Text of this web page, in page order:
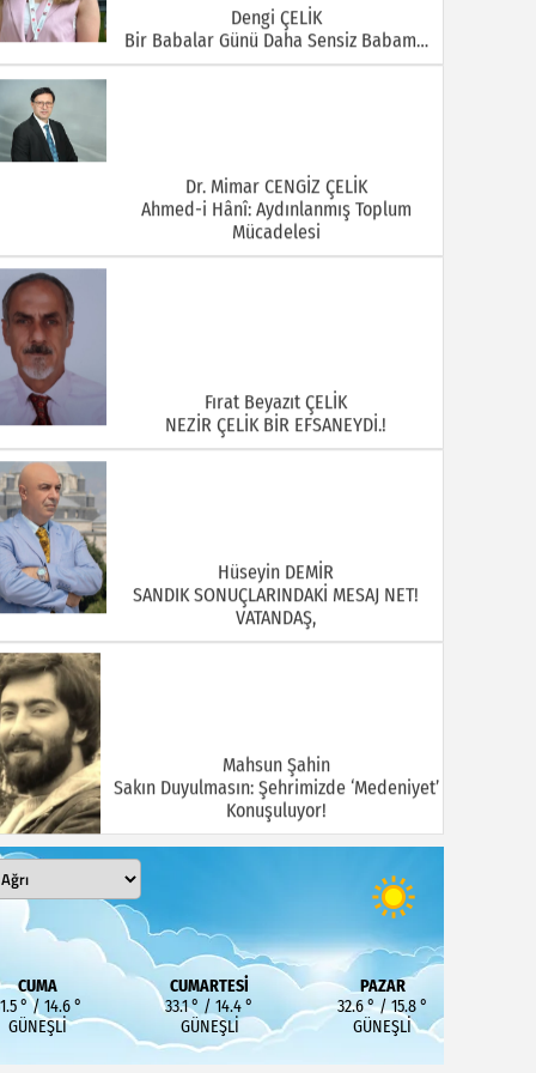
Dengi ÇELİK
Bir Babalar Günü Daha Sensiz Babam…
Dr. Mimar CENGİZ ÇELİK
Ahmed-i Hânî: Aydınlanmış Toplum
Mücadelesi
Fırat Beyazıt ÇELİK
NEZİR ÇELİK BİR EFSANEYDİ.!
Hüseyin DEMİR
SANDIK SONUÇLARINDAKİ MESAJ NET!
VATANDAŞ,
Mahsun Şahin
Sakın Duyulmasın: Şehrimizde ‘Medeniyet’
Konuşuluyor!
MEHMET KOÇ
DOĞUBAYAZIT ASLINDA BİR İNANÇ
MERKEZİDİR
CUMA
° / 14.6 °
GÜNEŞLI
CUMARTESI
33.1 ° / 14.4 °
GÜNEŞLI
PAZAR
32.6 ° / 15.8 °
GÜNEŞLI